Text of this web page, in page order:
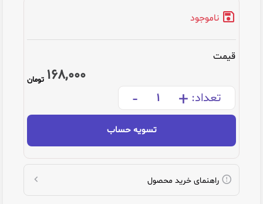
ناموجود
قیمت
168,000 تومان
تعداد: +
-
تسویه حساب
راهنمای خرید محصول